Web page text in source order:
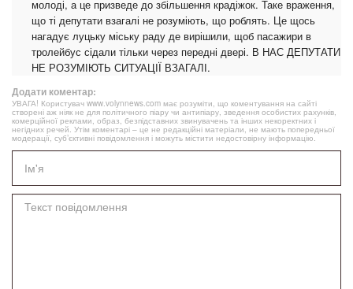
молоді, а це призведе до збільшення крадіжок. Таке враження,
що ті депутати взагалі не розуміють, що роблять. Це щось
нагадує луцьку міську раду де вирішили, щоб пасажири в
тролейбус сідали тільки через передні двері. В НАС ДЕПУТАТИ
НЕ РОЗУМІЮТЬ СИТУАЦІЇ ВЗАГАЛІ.
Додати коментар:
УВАГА! Користувач www.volynnews.com має розуміти, що коментування на сайті
створені аж ніяк не для політичного піару чи антипіару, зведення особистих рахунків,
комерційної реклами, образ, безпідставних звинувачень та інших некоректних і
негідних речей. Утім коментарі – це не редакційні матеріали, не мають попередньої
модерації, суб’єктивні повідомлення і можуть містити недостовірну інформацію.